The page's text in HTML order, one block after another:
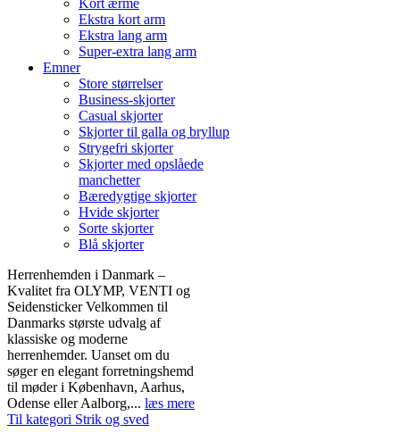
Kort ærme
Ekstra kort arm
Ekstra lang arm
Super-extra lang arm
Emner
Store størrelser
Business-skjorter
Casual skjorter
Skjorter til galla og bryllup
Strygefri skjorter
Skjorter med opslåede
manchetter
Bæredygtige skjorter
Hvide skjorter
Sorte skjorter
Blå skjorter
Herrenhemden i Danmark –
Kvalitet fra OLYMP, VENTI og
Seidensticker Velkommen til
Danmarks største udvalg af
klassiske og moderne
herrenhemder. Uanset om du
søger en elegant forretningshemd
til møder i København, Aarhus,
Odense eller Aalborg,... læs mere
Til kategori Strik og sved